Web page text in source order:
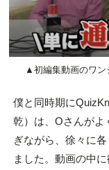
▲初編集動画のワン
僕と同時期に
乾）は、Oさんがよ
ぎながら、徐々に
ました。動画の中